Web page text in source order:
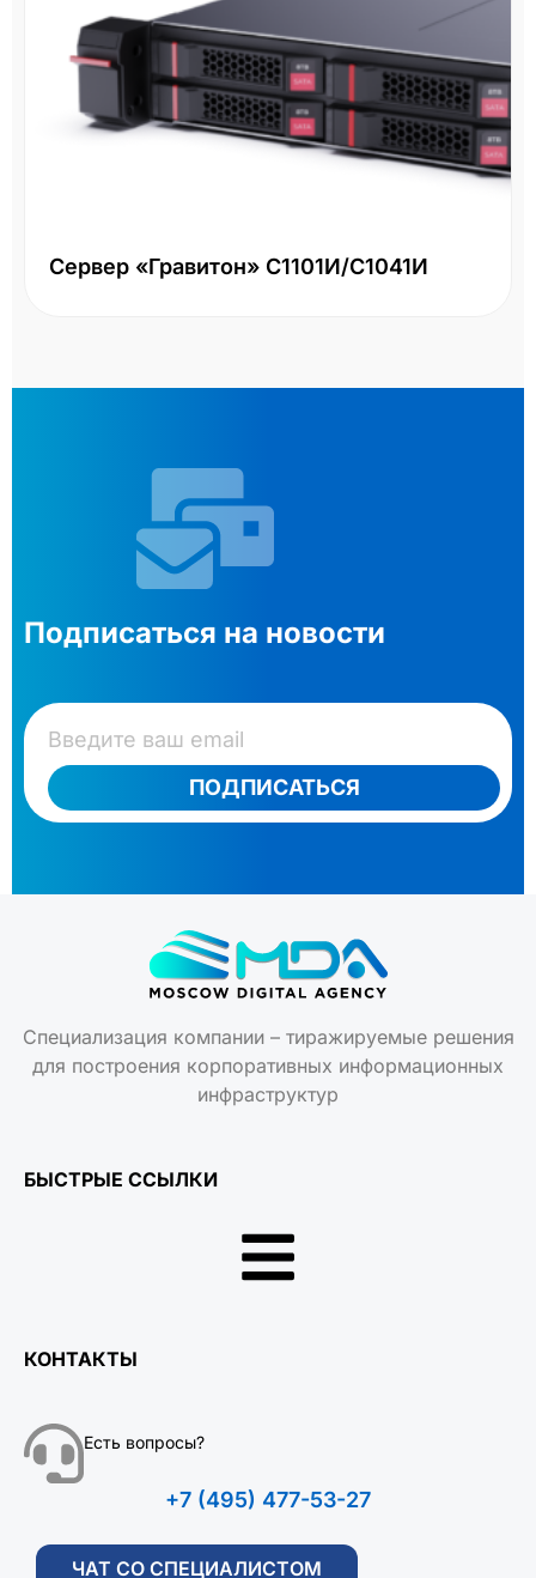
Сервер «Гравитон» С1101И/С1041И
Подписаться на новости
ПОДПИСАТЬСЯ
Специализация компании – тиражируемые решения
для построения корпоративных информационных
инфраструктур
БЫСТРЫЕ ССЫЛКИ
КОНТАКТЫ
Есть вопросы?
+7 (495) 477-53-27
ЧАТ СО СПЕЦИАЛИСТОМ